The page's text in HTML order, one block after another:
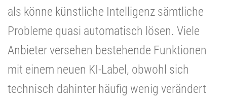
als könne künstliche Intelligenz sämtliche
Probleme quasi automatisch lösen. Viele
Anbieter versehen bestehende Funktionen
mit einem neuen KI-Label, obwohl sich
technisch dahinter häufig wenig verändert